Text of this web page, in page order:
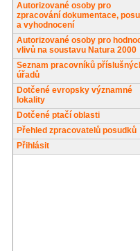
Autorizované osoby pro
zpracování dokumentace,
a vyhodnocení
Autorizované osoby pro
vlivů na soustavu Natura 2000
Seznam pracovníků
úřadů
Dotčené evropsky významné
lokality
Dotčené ptačí oblasti
Přehled zpracovatelů posudků
Přihlásit